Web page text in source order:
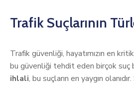
Trafik Suçlarının
Trafik güvenliği, hayatımızın en
bu güvenliği tehdit eden birçok suç
ihlali, bu suçların en yaygın